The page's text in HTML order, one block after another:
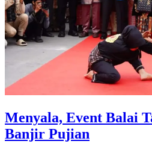
Menyala, Event Balai
Banjir Pujian